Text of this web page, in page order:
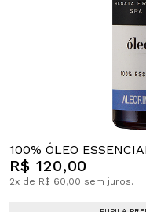
100% ÓLEO
R$ 120,00
2x de R$ 60,00 sem juros.